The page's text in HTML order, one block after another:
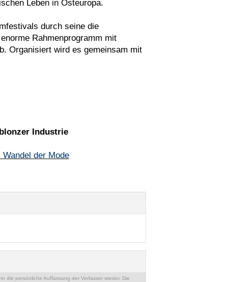
Leben in Osteuropa.
durch seine die
Rahmenprogramm mit
Organisiert wird es gemeinsam mit
Industrie
der Mode
die persönliche Auffassung der Verfasser wieder. Die